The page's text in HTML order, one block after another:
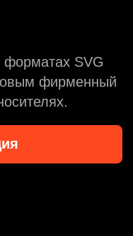
форматах SVG
фирменный